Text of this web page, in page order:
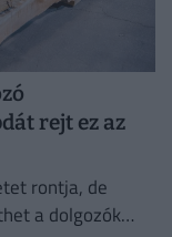
rejt ez az
rontja, de
a dolgozók